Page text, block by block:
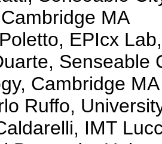
MA
EPIcx
Senseable
Cambridge MA
Ruffo,
IMT